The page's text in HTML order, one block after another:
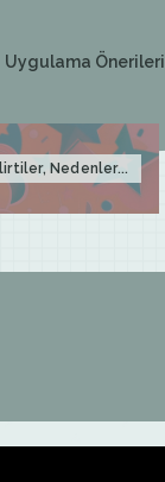
Uygulama Önerileri
Nedenler...